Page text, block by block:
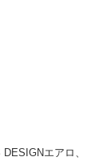
エアロ、